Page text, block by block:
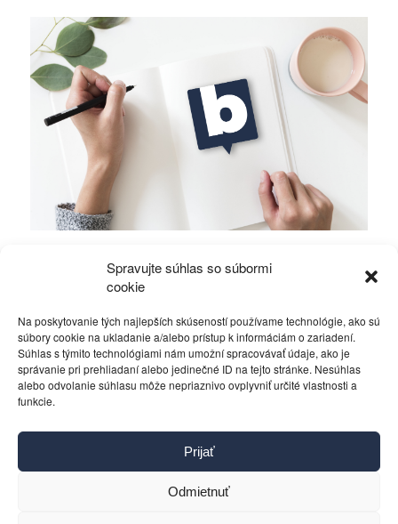
Spravujte súhlas so súbormi
cookie
Na poskytovanie tých najlepších skúseností používame technológie, ako sú
súbory cookie na ukladanie a/alebo prístup k informáciám o zariadení.
Súhlas s týmito technológiami nám umožní spracovávať údaje, ako je
správanie pri prehliadaní alebo jedinečné ID na tejto stránke. Nesúhlas
alebo odvolanie súhlasu môže nepriaznivo ovplyvniť určité vlastnosti a
funkcie.
Prijať
Odmietnuť
Gerasimovom?
Politika 4. decembra 2023
Kontakt
Pravidlá používania